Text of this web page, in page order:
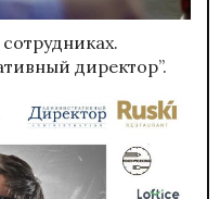
директор”.